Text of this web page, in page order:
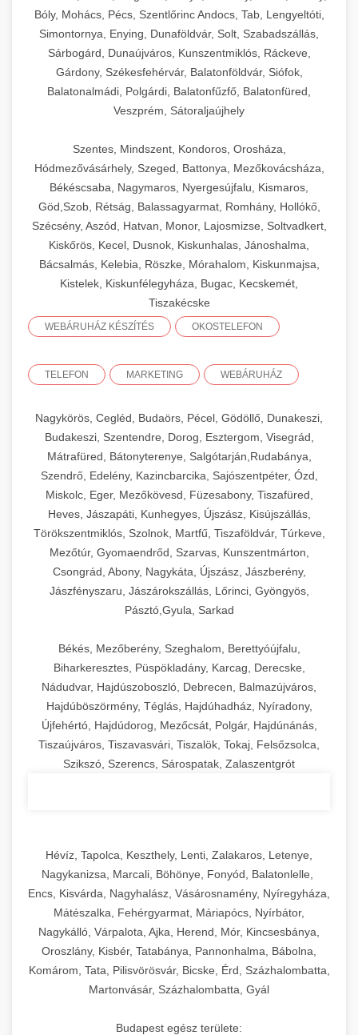
Bóly, Mohács, Pécs, Szentlőrinc Andocs, Tab, Lengyeltóti,
Simontornya, Enying, Dunaföldvár, Solt, Szabadszállás,
Sárbogárd, Dunaújváros, Kunszentmiklós, Ráckeve,
Gárdony, Székesfehérvár, Balatonföldvár, Siófok,
Balatonalmádi, Polgárdi, Balatonfűzfő, Balatonfüred,
Veszprém, Sátoraljaújhely
Szentes, Mindszent, Kondoros, Orosháza,
Hódmezővásárhely, Szeged, Battonya, Mezőkovácsháza,
Békéscsaba, Nagymaros, Nyergesújfalu, Kismaros,
Göd,Szob, Rétság, Balassagyarmat, Romhány, Hollókő,
Szécsény, Aszód, Hatvan, Monor, Lajosmizse, Soltvadkert,
Kiskőrös, Kecel, Dusnok, Kiskunhalas, Jánoshalma,
Bácsalmás, Kelebia, Röszke, Mórahalom, Kiskunmajsa,
Kistelek, Kiskunfélegyháza, Bugac, Kecskemét,
Tiszakécske
WEBÁRUHÁZ KÉSZÍTÉS OKOSTELEFON
TELEFON MARKETING WEBÁRUHÁZ
Nagykörös, Cegléd, Budaörs, Pécel, Gödöllő, Dunakeszi,
Budakeszi, Szentendre, Dorog, Esztergom, Visegrád,
Mátrafüred, Bátonyterenye, Salgótarján,Rudabánya,
Szendrő, Edelény, Kazincbarcika, Sajószentpéter, Ózd,
Miskolc, Eger, Mezőkövesd, Füzesabony, Tiszafüred,
Heves, Jászapáti, Kunhegyes, Újszász, Kisújszállás,
Törökszentmiklós, Szolnok, Martfű, Tiszaföldvár, Túrkeve,
Mezőtúr, Gyomaendrőd, Szarvas, Kunszentmárton,
Csongrád, Abony, Nagykáta, Újszász, Jászberény,
Jászfényszaru, Jászárokszállás, Lőrinci, Gyöngyös,
Pásztó,Gyula, Sarkad
Békés, Mezőberény, Szeghalom, Berettyóújfalu,
Biharkeresztes, Püspökladány, Karcag, Derecske,
Nádudvar, Hajdúszoboszló, Debrecen, Balmazújváros,
Hajdúböszörmény, Téglás, Hajdúhadház, Nyíradony,
Újfehértó, Hajdúdorog, Mezőcsát, Polgár, Hajdúnánás,
Tiszaújváros, Tiszavasvári, Tiszalök, Tokaj, Felsőzsolca,
Szikszó, Szerencs, Sárospatak, Zalaszentgrót
Hévíz, Tapolca, Keszthely, Lenti, Zalakaros, Letenye,
Nagykanizsa, Marcali, Böhönye, Fonyód, Balatonlelle,
Encs, Kisvárda, Nagyhalász, Vásárosnamény, Nyíregyháza,
Mátészalka, Fehérgyarmat, Máriapócs, Nyírbátor,
Nagykálló, Várpalota, Ajka, Herend, Mór, Kincsesbánya,
Oroszlány, Kisbér, Tatabánya, Pannonhalma, Bábolna,
Komárom, Tata, Pilisvörösvár, Bicske, Érd, Százhalombatta,
Martonvásár, Százhalombatta, Gyál
Budapest egész területe: